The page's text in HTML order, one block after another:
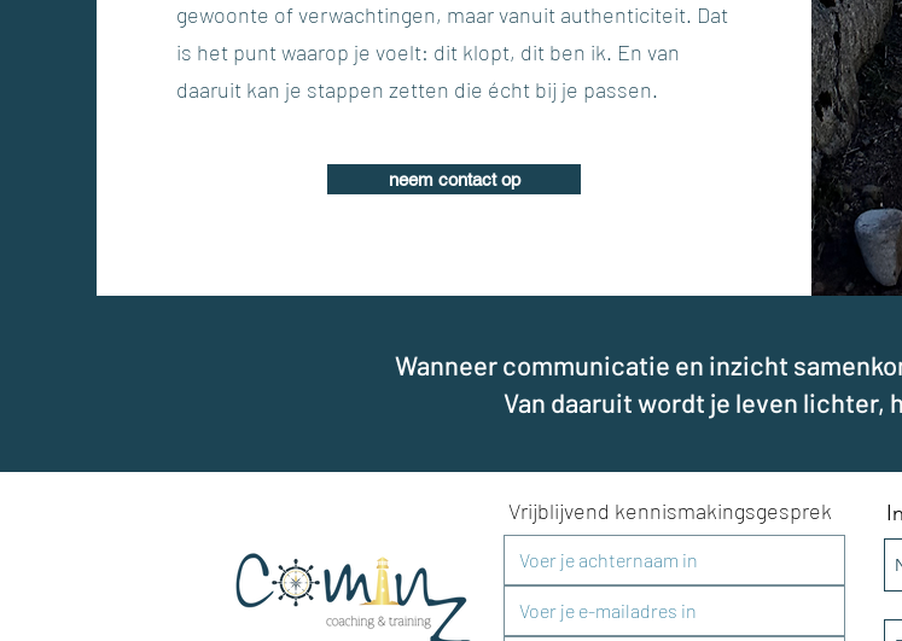
gewoonte of verwachtingen, maar vanuit authenticiteit. Dat
is het punt waarop je voelt: dit klopt, dit ben ik. En van
daaruit kan je stappen zetten die écht bij je passen.
neem contact op
Wanneer communicatie en inzicht
Van daaruit wordt je leven lichter,
Vrijblijvend kennismakingsgesprek